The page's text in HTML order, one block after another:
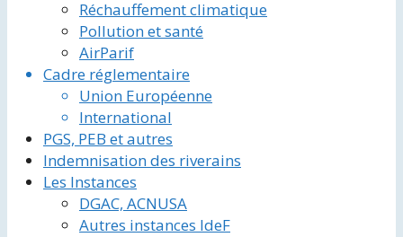
Réchauffement climatique
Pollution et santé
AirParif
Cadre réglementaire
Union Européenne
International
PGS, PEB et autres
Indemnisation des riverains
Les Instances
DGAC, ACNUSA
Autres instances IdeF